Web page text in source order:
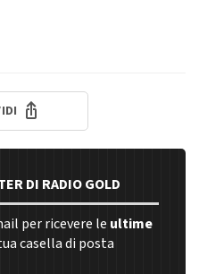
DI RADIO GOLD
per ricevere le ultime
casella di posta